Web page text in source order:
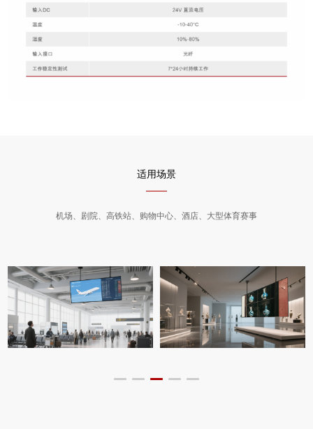
适用场景
机场、剧院、高铁站、购物中心、酒店、大型体育赛事